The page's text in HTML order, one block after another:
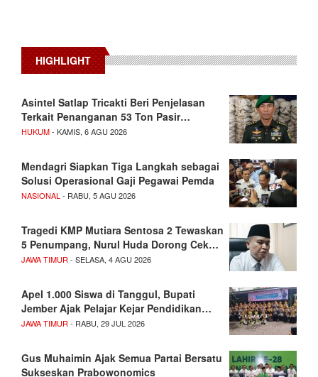
HIGHLIGHT
Asintel Satlap Tricakti Beri Penjelasan
Terkait Penanganan 53 Ton Pasir…
HUKUM- KAMIS, 6 AGU 2026
Mendagri Siapkan Tiga Langkah sebagai
Solusi Operasional Gaji Pegawai Pemda
NASIONAL - RABU, 5 AGU 2026
Tragedi KMP Mutiara Sentosa 2 Tewaskan
5 Penumpang, Nurul Huda Dorong Cek…
JAWA TIMUR - SELASA, 4 AGU 2026
Apel 1.000 Siswa di Tanggul, Bupati
Jember Ajak Pelajar Kejar Pendidikan…
JAWA TIMUR - RABU, 29 JUL 2026
Gus Muhaimin Ajak Semua Partai Bersatu
Sukseskan Prabowonomics